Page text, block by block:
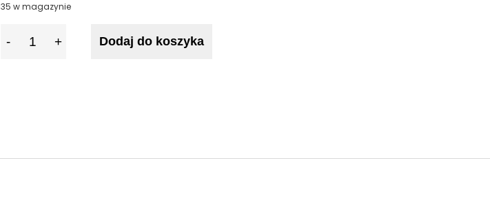
35 w magazynie
Dodaj do koszyka